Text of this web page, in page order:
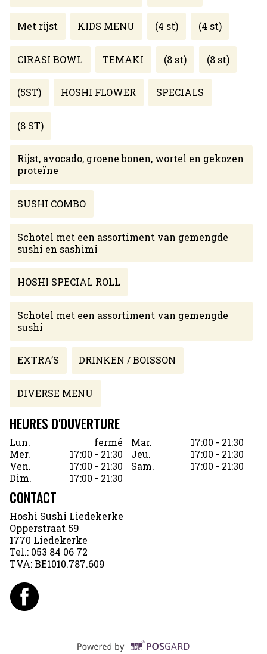
Met rijst KIDS MENU (4 st) (4 st)
CIRASI BOWL TEMAKI (8 st) (8 st)
(5ST) HOSHI FLOWER SPECIALS
(8 ST)
Rijst, avocado, groene bonen, wortel en gekozen
proteïne
SUSHI COMBO
Schotel met een assortiment van gemengde
sushi en sashimi
HOSHI SPECIAL ROLL
Schotel met een assortiment van gemengde
sushi
EXTRA’S DRINKEN / BOISSON
DIVERSE MENU
HEURES D'OUVERTURE
Lun. fermé Mar.
17:00 - 21:30
Mer.
17:00 - 21:30 Jeu.
17:00 - 21:30
Ven.
17:00 - 21:30 Sam.
17:00 - 21:30
Dim.
17:00 - 21:30
CONTACT
Hoshi Sushi Liedekerke
Opperstraat 59
1770 Liedekerke
Tel.: 053 84 06 72
TVA:BE1010.787.609